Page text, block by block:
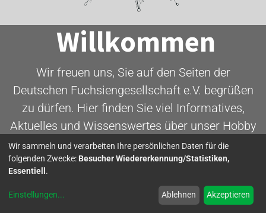
Willkommen
Wir freuen uns, Sie auf den Seiten der
Deutschen Fuchsiengesellschaft e.V. begrüßen
zu dürfen. Hier finden Sie viel Informatives,
Aktuelles und Wissenswertes über unser Hobby
- die Fuchsie.
Wir sammeln und verarbeiten Ihre persönlichen Daten für die
folgenden Zwecke: Besucher Wiedererkennung/Statistiken,
Essentiell .
Einstellungen... Ablehnen Akzeptieren